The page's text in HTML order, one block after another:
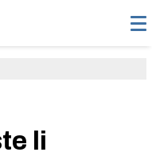
li